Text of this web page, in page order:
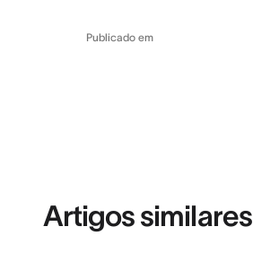
Publicado em
Artigos similares